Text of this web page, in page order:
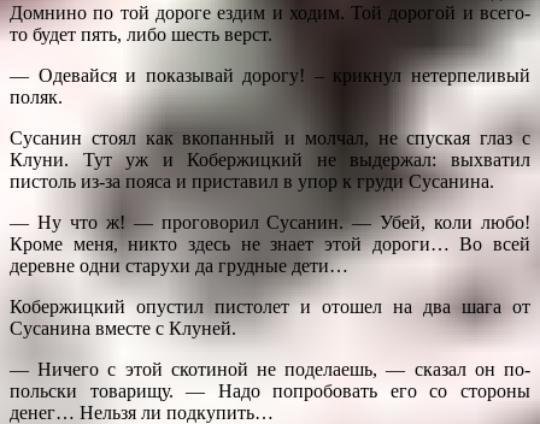
Домнино по той дороге ездим и ходим. Той дорогой и всего-
то будет пять, либо шесть верст.
— Одевайся и показывай дорогу! – крикнул нетерпеливый
поляк.
Сусанин стоял как вкопанный и молчал, не спуская глаз с
Клуни. Тут уж и Кобержицкий не выдержал: выхватил
пистоль из-за пояса и приставил в упор к груди Сусанина.
— Ну что ж! — проговорил Сусанин. — Убей, коли любо!
Кроме меня, никто здесь не знает этой дороги… Во всей
деревне одни старухи да грудные дети…
Кобержицкий опустил пистолет и отошел на два шага от
Сусанина вместе с Клуней.
— Ничего с этой скотиной не поделаешь, — сказал он по-
польски товарищу. — Надо попробовать его со стороны
денег… Нельзя ли подкупить…